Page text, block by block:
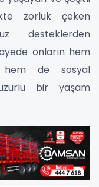
zorluk çeken
desteklerden
onların hem
hem de sosyal
bir yaşam